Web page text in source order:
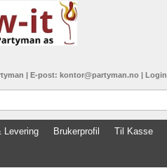
| E-post: kontor@partyman.no | Login
Levering Brukerprofil Til Kasse